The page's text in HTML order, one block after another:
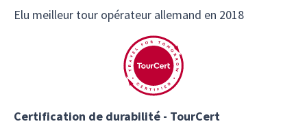
Elu meilleur tour opérateur allemand en 2018
Certification de durabilité - TourCert